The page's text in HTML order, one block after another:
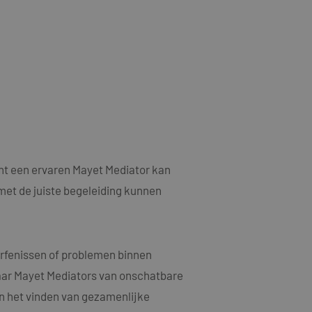
een ervaren Mayet Mediator kan
de juiste begeleiding kunnen
of problemen binnen
Mayet Mediators van onschatbare
het vinden van gezamenlijke
doeleinden.
microsoft-
kunnen worden
de website
mogelijk
te leveren,
hij de genoemde
van Google)